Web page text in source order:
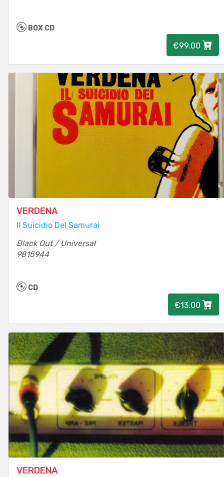
BOX CD
€99.00
VERDENA
Il Suicidio Del Samurai
Black Out / Universal
9815944
CD
€13.00
VERDENA